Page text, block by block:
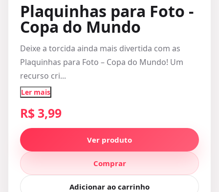
Plaquinhas para Foto -
Copa do Mundo
Deixe a torcida ainda mais divertida com as
Plaquinhas para Foto – Copa do Mundo! Um
recurso cri...
Ler mais
R$ 3,99
Ver produto
Comprar
Adicionar ao carrinho